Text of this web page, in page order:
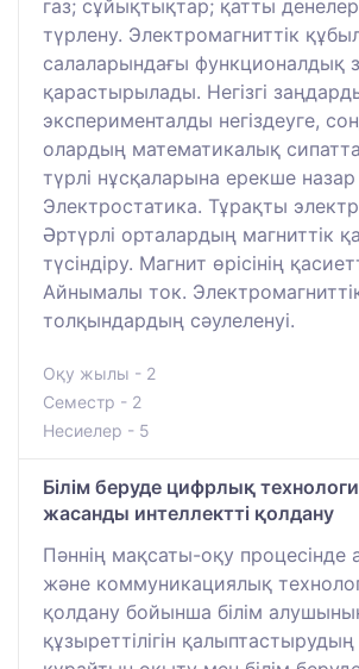
газ; сұйықтықтар; қатты
түрлену. Электромагниттік
салаларындағы функционалдық
қарастырылады. Негізгі
эксперименталды негіздеуге,
олардың математикалық
түрлі нұсқаларына ерекше
Электростатика. Тұрақты
Әртүрлі орталардың магниттік
түсіндіру. Магнит өрісінің
Айнымалы ток.
толқындардың сәулеленуі.
Оқу жылы - 2
Семестр - 2
Несиелер - 5
Білім беруде цифрлық
жасанды интеллектті қолдану
Пәннің мақсаты-оқу процесінде
және коммуникациялық
қолдану бойынша білім
құзыреттілігін қалыптастырудың